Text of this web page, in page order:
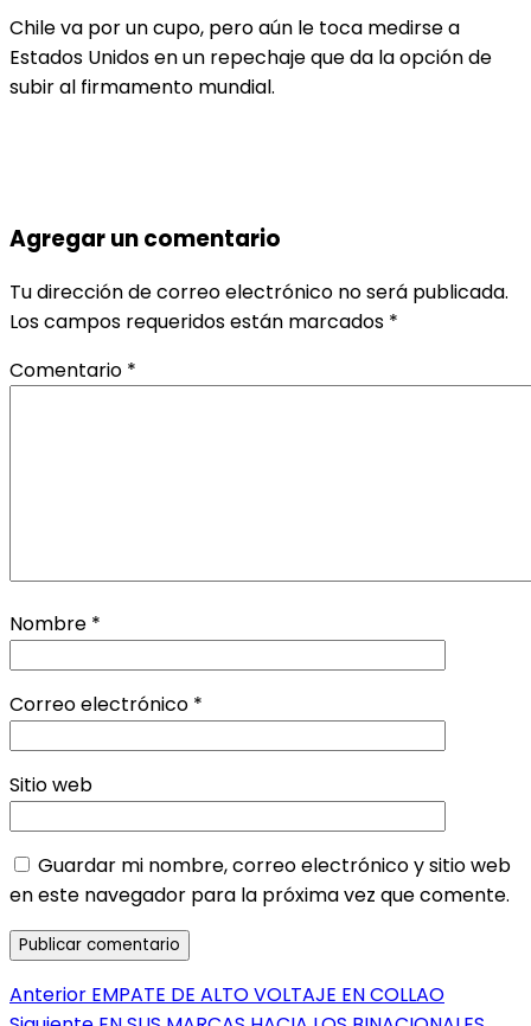
Chile va por un cupo, pero aún le toca medirse a
Estados Unidos en un repechaje que da la opción de
subir al firmamento mundial.
Agregar un comentario
Tu dirección de correo electrónico no será publicada.
Los campos requeridos están marcados *
Comentario *
Nombre *
Correo electrónico *
Sitio web
Guardar mi nombre, correo electrónico y sitio web
en este navegador para la próxima vez que comente.
Navegación
Anterior Entrada
EMPATE DE ALTO VOLTAJE EN COLLAO